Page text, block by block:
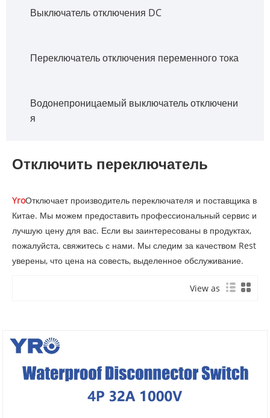
Выключатель отключения DC
Переключатель отключения переменного тока
Водонепроницаемый выключатель отключени
я
Отключить переключатель
YroОтключает производитель переключателя и поставщика в
Китае. Мы можем предоставить профессиональный сервис и
лучшую цену для вас. Если вы заинтересованы в продуктах,
пожалуйста, свяжитесь с нами. Мы следим за качеством Rest
уверены, что цена на совесть, выделенное обслуживание.
View as